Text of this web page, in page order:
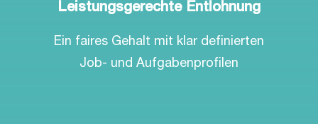
Leistungsgerechte Entlohnung
Ein faires Gehalt mit klar definierten
Job- und Aufgabenprofilen